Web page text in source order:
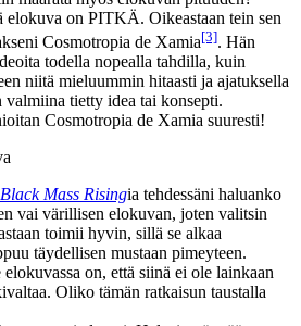
elokuva on PITKÄ. Oikeastaan tein sen
Cosmotropia de Xamia[3]. Hän
todella nopealla tahdilla, kuin
niitä mieluummin hitaasti ja ajatuksella
tietty idea tai konsepti.
Cosmotropia de Xamia suuresti!
Black Mass Risingia tehdessäni haluanko
vai värillisen elokuvan, joten valitsin
toimii hyvin, sillä se alkaa
täydellisen mustaan pimeyteen.
on, että siinä ei ole lainkaan
Oliko tämän ratkaisun taustalla